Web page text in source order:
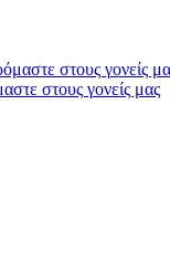
στους γονείς μας